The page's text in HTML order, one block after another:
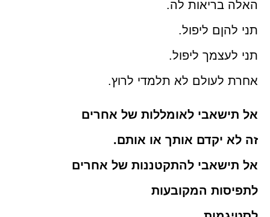
האלה בריאות לה.
תני להןם ליפול.
תני לעצמך ליפול.
אחרת לעולם לא תלמדי לרוץ.
אל תישאבי לאומללות של אחרים
זה לא יקדם אותך או אותם.
אל תישאבי להתקטננות של אחרים
לתפיסות המקובעות